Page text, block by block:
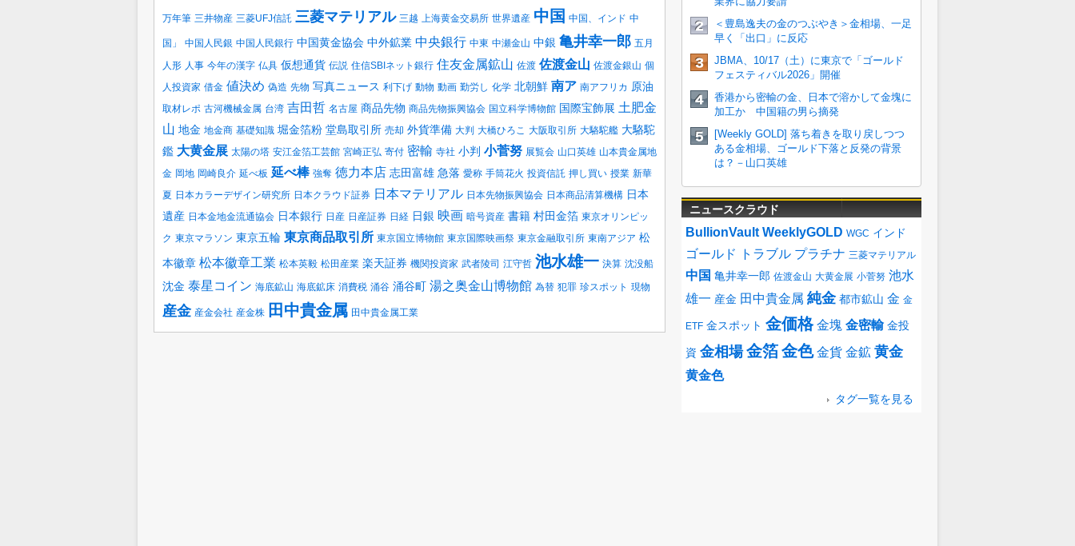
万年筆 三井物産 三菱UFJ信託 三菱マテリアル 三越 上海黄金交易所 世界遺産 中国 中国、インド 中
国」 中国人民銀 中国人民銀行 中国黄金協会 中外鉱業 中央銀行 中東 中瀬金山 中銀 亀井幸一郎 五月
人形 人事 今年の漢字 仏具 仮想通貨 伝説 住信SBIネット銀行 住友金属鉱山 佐渡 佐渡金山 佐渡金銀山 個
人投資家 借金 値決め 偽造 先物 写真ニュース 利下げ 動物 動画 勤労し 化学 北朝鮮 南ア 南アフリカ 原油
取材レポ 古河機械金属 台湾 吉田哲 名古屋 商品先物 商品先物振興協会 国立科学博物館 国際宝飾展 土肥金
山 地金 地金商 基礎知識 堀金箔粉 堂島取引所 売却 外貨準備 大判 大橋ひろこ 大阪取引所 大駱駝艦 大駱駝
鑑 大黄金展 太陽の塔 安江金箔工芸館 宮崎正弘 寄付 密輸 寺社 小判 小菅努 展覧会 山口英雄 山本貴金属地
金 岡地 岡崎良介 延べ板 延べ棒 強奪 徳力本店 志田富雄 急落 愛称 手筒花火 投資信託 押し買い 授業 新華
夏 日本カラーデザイン研究所 日本クラウド証券 日本マテリアル 日本先物振興協会 日本商品清算機構 日本
遺産 日本金地金流通協会 日本銀行 日産 日産証券 日経 日銀 映画 暗号資産 書籍 村田金箔 東京オリンピッ
ク 東京マラソン 東京五輪 東京商品取引所 東京国立博物館 東京国際映画祭 東京金融取引所 東南アジア 松
本徽章 松本徽章工業 松本英毅 松田産業 楽天証券 機関投資家 武者陵司 江守哲 池水雄一 決算 沈没船
沈金 泰星コイン 海底鉱山 海底鉱床 消費税 涌谷 涌谷町 湯之奥金山博物館 為替 犯罪 珍スポット 現物
産金 産金会社 産金株 田中貴金属 田中貴金属工業
ニュースクラウド
BullionVault WeeklyGOLD WGC インド
ゴールド トラブル プラチナ 三菱マテリアル
中国 亀井幸一郎 佐渡金山 大黄金展 小菅努 池水
雄一 産金 田中貴金属 純金 都市鉱山 金 金
ETF 金スポット 金価格 金塊 金密輸 金投
資 金相場 金箔金色 金貨 金鉱 黄金
黄金色
タグ一覧を見る